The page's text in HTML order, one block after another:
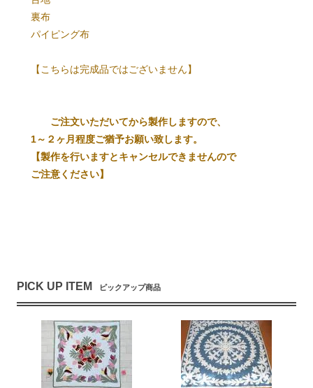
裏布
パイピング布
【こちらは完成品ではございません】
ご注文いただいてから製作しますので、
1～２ヶ月程度ご猶予お願い致します。
【製作を行いますとキャンセルできませんので
ご注意ください】
PICK UP ITEM ピックアップ商品